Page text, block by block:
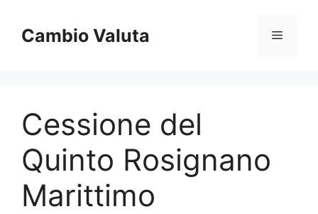
contenuto
Cambio Valuta Menu
Cessione del
Quinto Rosignano
Marittimo